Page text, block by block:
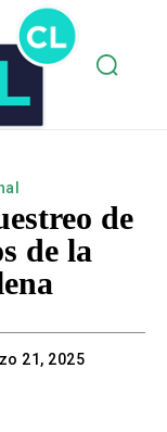
de
de la
21, 2025